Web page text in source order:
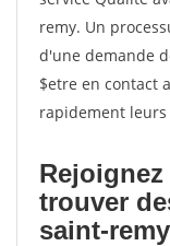
remy. Un
d'une demande
$etre en contact
rapidement
trouver
saint-remy